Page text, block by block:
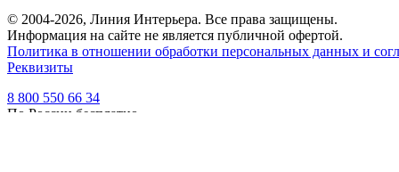
© 2004-2026, Линия Интерьера. Все права защищены.
Информация на сайте не является публичной офертой.
Политика в отношении обработки персональных данных и
Реквизиты
8 800 550 66 34
По России бесплатно